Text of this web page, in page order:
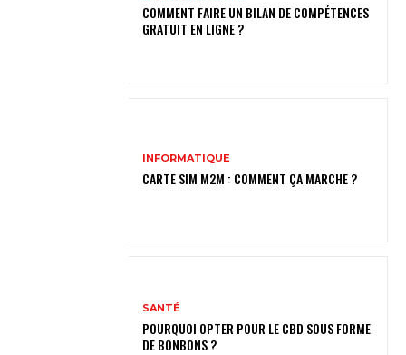
COMMENT FAIRE UN BILAN DE COMPÉTENCES
GRATUIT EN LIGNE ?
INFORMATIQUE
CARTE SIM M2M : COMMENT ÇA MARCHE ?
SANTÉ
POURQUOI OPTER POUR LE CBD SOUS FORME
DE BONBONS ?